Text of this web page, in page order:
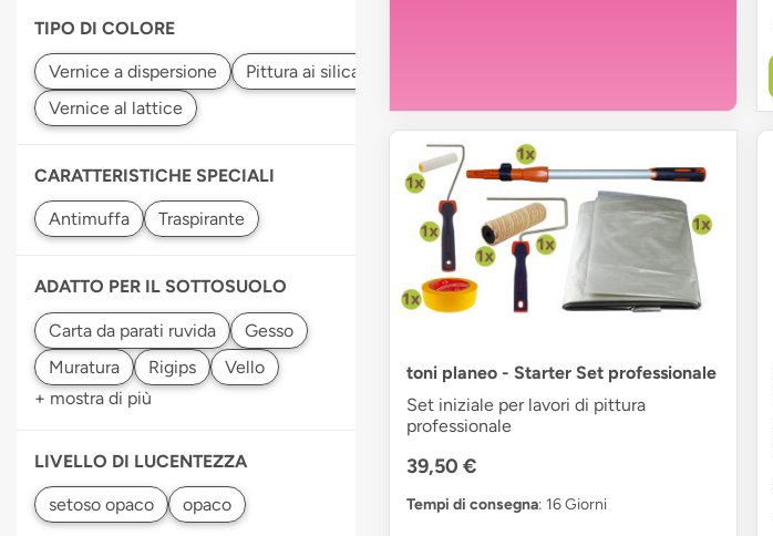
TIPO DI COLORE
Vernice a dispersione
CARATTERISTICHE SPECIALI
ADATTO PER IL SOTTOSUOLO
Gesso
+ mostra di più
LIVELLO DI LUCENTEZZA
toni planeo - Starter Set professionale
Set iniziale per lavori di pittura
professionale
39,50 €
Tempi di consegna: 16 Giorni